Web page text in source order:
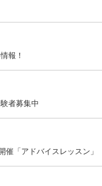
報！
者募集中
催「アドバイスレッスン」